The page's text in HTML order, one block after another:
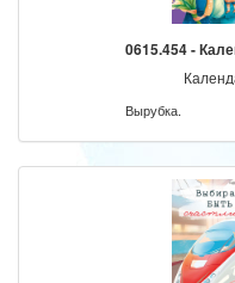
0615.454 -
Вырубка.